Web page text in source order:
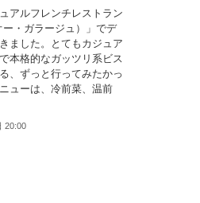
アルフレンチレストラン
ー・ガラージュ）」でデ
ました。とてもカジュア
本格的なガッツリ系ビス
、ずっと行ってみたかっ
ューは、冷前菜、温前
20:00